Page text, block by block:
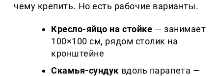
чему крепить. Но есть рабочие варианты.
Кресло-яйцо на стойке — занимает
100×100 см, рядом столик на
кронштейне
Скамья-сундук вдоль парапета —